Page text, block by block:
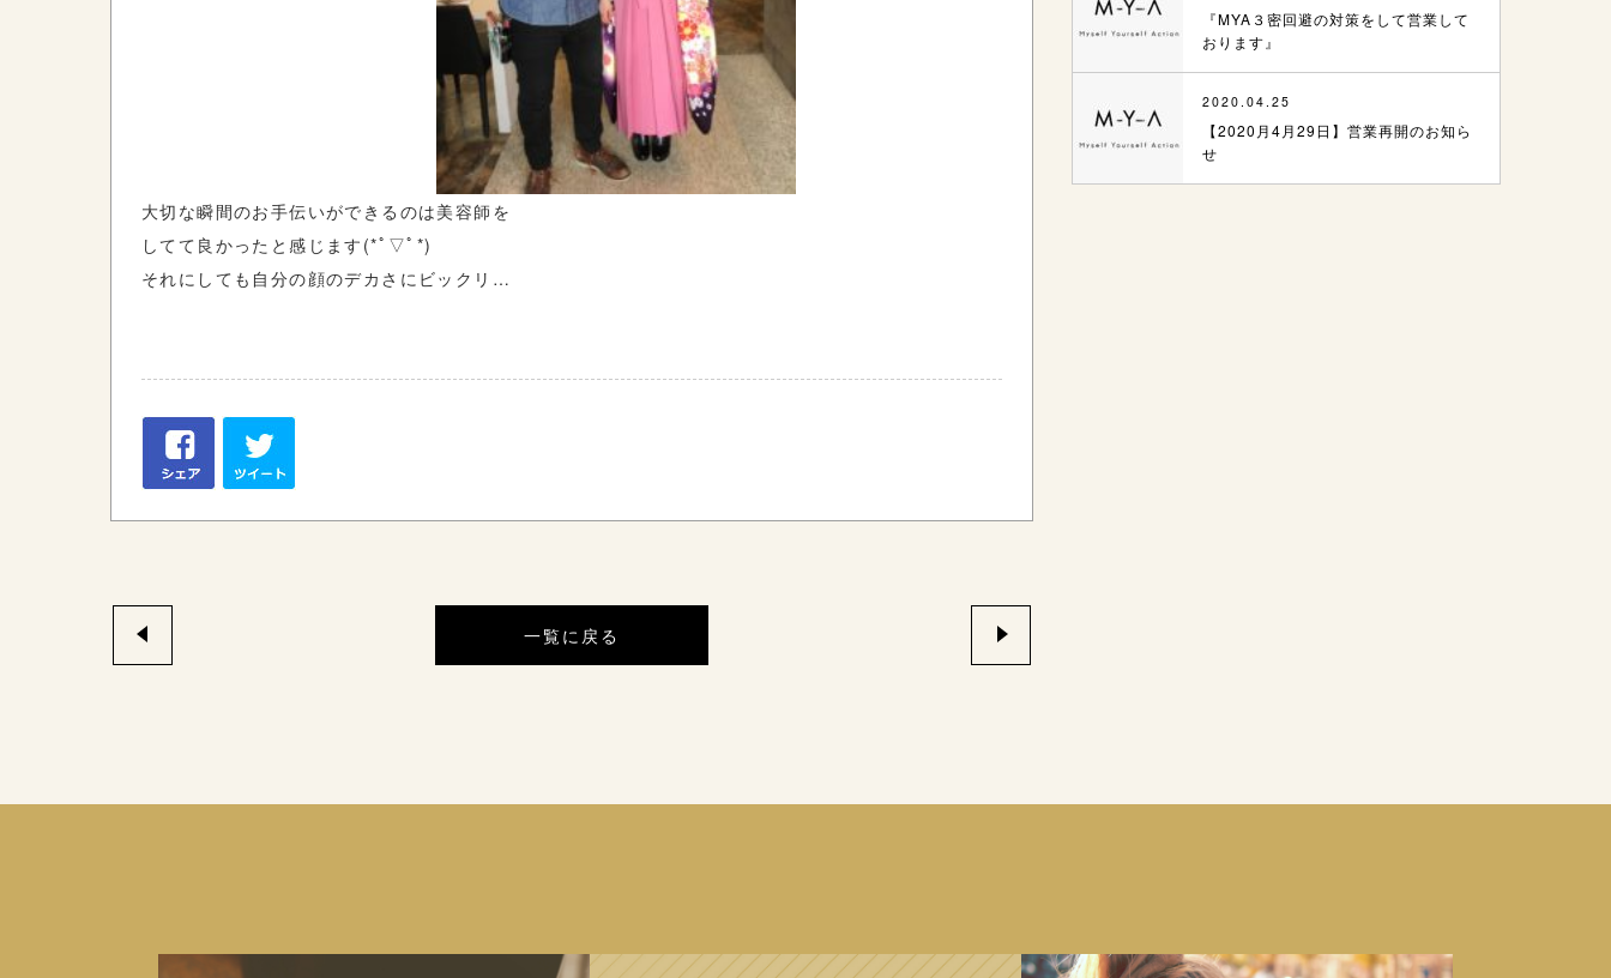
大切な瞬間のお手伝いができるのは美容師を
してて良かったと感じます(*ﾟ▽ﾟ*)
それにしても自分の顔のデカさにビックリ …
一覧に戻る
『MYA３密回避の対策をして営業して
おります』
2020.04.25
【2020月4月29日】営業再開のお知ら
せ